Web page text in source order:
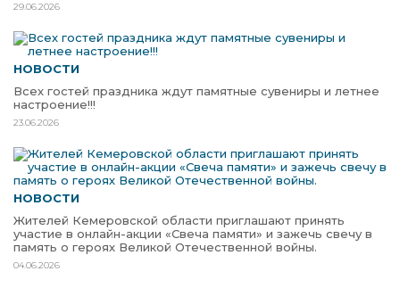
29.06.2026
НОВОСТИ
Всех гостей праздника ждут памятные сувениры и летнее
настроение!!!
23.06.2026
НОВОСТИ
Жителей Кемеровской области приглашают принять
участие в онлайн-акции «Свеча памяти» и зажечь свечу в
память о героях Великой Отечественной войны.
04.06.2026